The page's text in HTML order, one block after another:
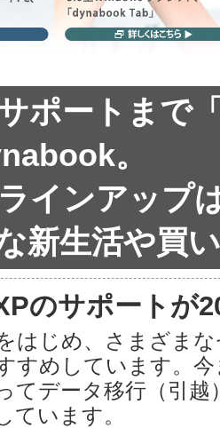
ポートまで
。
インアップ
新生活や買
のサポートが
はじめ、さまざま
すめしています。
てデータ移行（引
ています。